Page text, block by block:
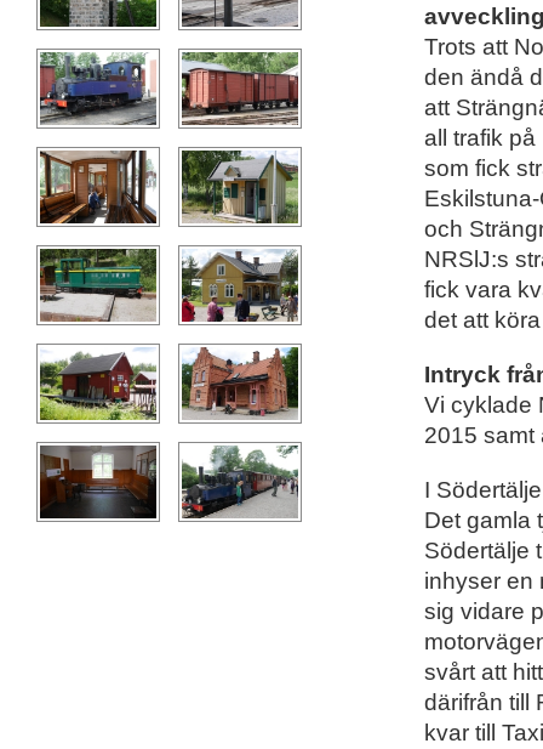
Trots att
den ändå
att
all trafik
som fick
och
NRSlJ:s
fick vara
det att
Intryck
Vi cyklade
2015 samt
I
Det gamla
Södertälje
inhyser en
sig vidare
svårt att
därifrån till
kvar till